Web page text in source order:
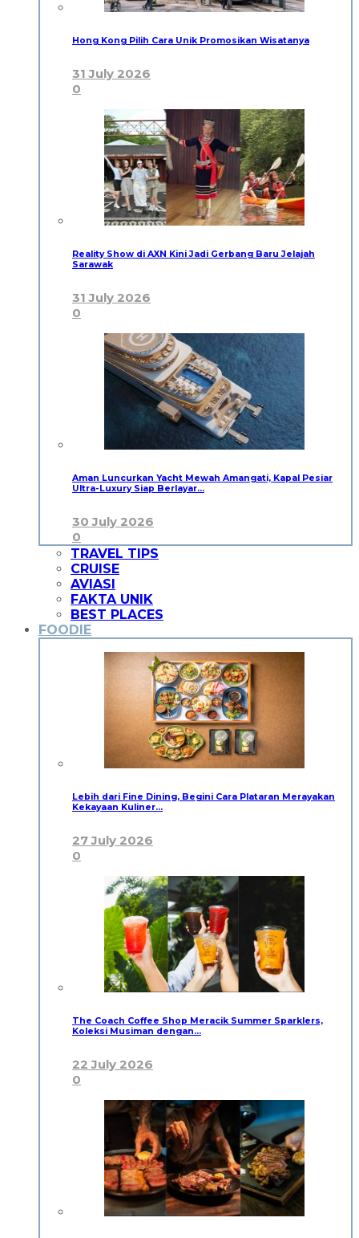
Hong Kong Pilih Cara Unik Promosikan Wisatanya
31 July 2026
0
Reality Show di AXN Kini Jadi Gerbang Baru Jelajah
Sarawak
31 July 2026
0
Aman Luncurkan Yacht Mewah Amangati, Kapal Pesiar
Ultra-Luxury Siap Berlayar…
30 July 2026
0
TRAVEL TIPS
CRUISE
AVIASI
FAKTA UNIK
BEST PLACES
FOODIE
Lebih dari Fine Dining, Begini Cara Plataran Merayakan
Kekayaan Kuliner…
27 July 2026
0
The Coach Coffee Shop Meracik Summer Sparklers,
Koleksi Musiman dengan…
22 July 2026
0